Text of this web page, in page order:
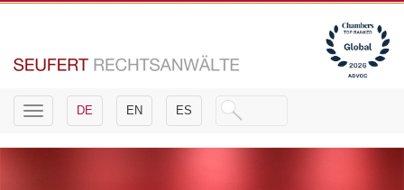
Toggle
navigation
DE EN ES